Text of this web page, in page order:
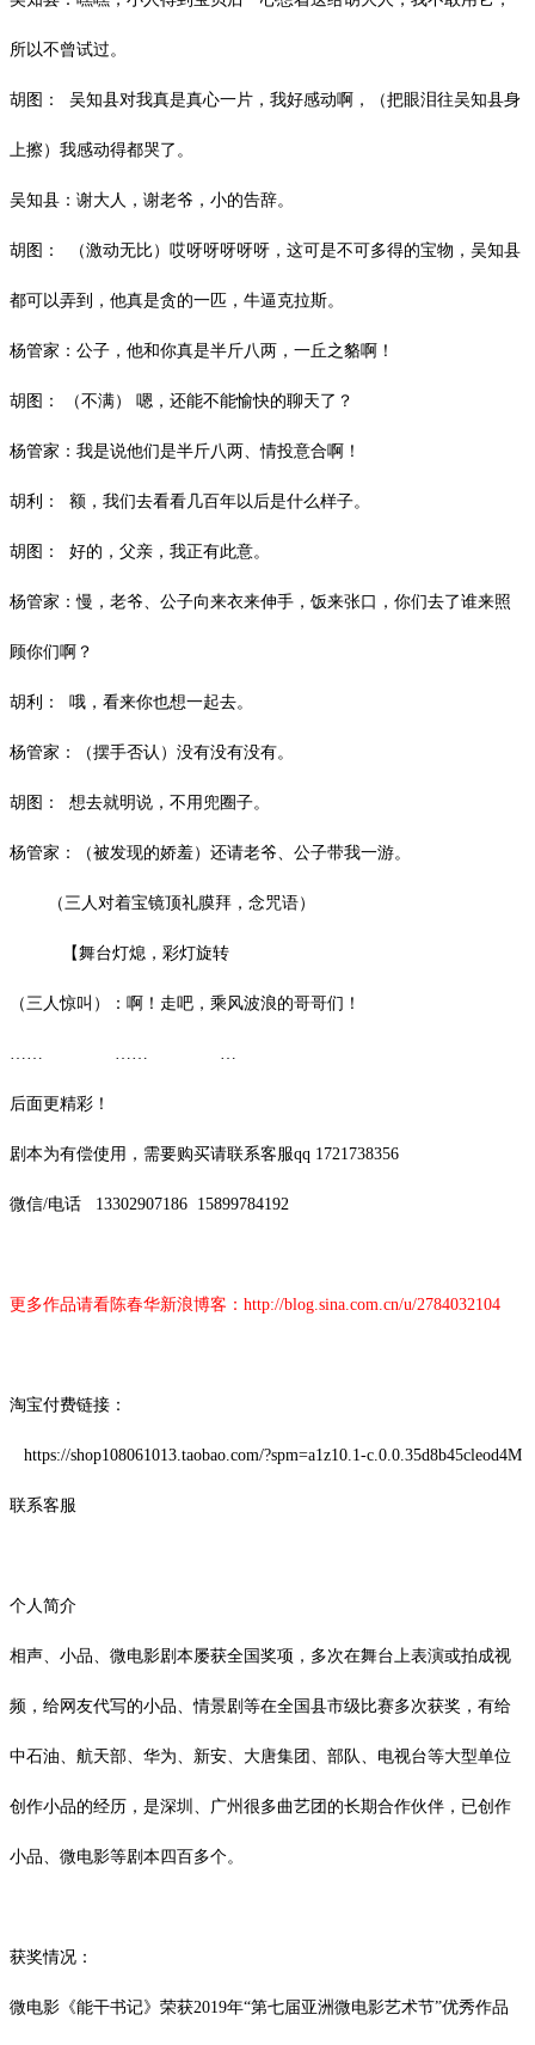
所以不曾试过。
胡图： 吴知县对我真是真心一片，我好感动啊，（把眼泪往吴知县身
上擦）我感动得都哭了。
吴知县：谢大人，谢老爷，小的告辞。
胡图： （激动无比）哎呀呀呀呀呀，这可是不可多得的宝物，吴知县
都可以弄到，他真是贪的一匹，牛逼克拉斯。
杨管家：公子，他和你真是半斤八两，一丘之貉啊！
胡图： （不满） 嗯，还能不能愉快的聊天了？
杨管家：我是说他们是半斤八两、情投意合啊！
胡利： 额，我们去看看几百年以后是什么样子。
胡图： 好的，父亲，我正有此意。
杨管家：慢，老爷、公子向来衣来伸手，饭来张口，你们去了谁来照
顾你们啊？
胡利： 哦，看来你也想一起去。
杨管家：（摆手否认）没有没有没有。
胡图： 想去就明说，不用兜圈子。
杨管家：（被发现的娇羞）还请老爷、公子带我一游。
（三人对着宝镜顶礼膜拜，念咒语）
【舞台灯熄，彩灯旋转
（三人惊叫）：啊！走吧，乘风波浪的哥哥们！
后面更精彩！
剧本为有偿使用，需要购买请联系客服qq 1721738356
微信/电话 13302907186 15899784192
更多作品请看陈春华新浪博客： http://blog.sina.com.cn/u/2784032104
淘宝付费链接：
https://shop108061013.taobao.com/?spm=a1z10.1-c.0.0.35d8b45cleod4M
联系客服
个人简介
相声、小品、微电影剧本屡获全国奖项，多次在舞台上表演或拍成视
频，给网友代写的小品、情景剧等在全国县市级比赛多次获奖，有给
中石油、航天部、华为、新安、大唐集团、部队、电视台等大型单位
创作小品的经历，是深圳、广州很多曲艺团的长期合作伙伴，已创作
小品、微电影等剧本四百多个。
获奖情况：
微电影《能干书记》荣获2019年“第七届亚洲微电影艺术节”优秀作品